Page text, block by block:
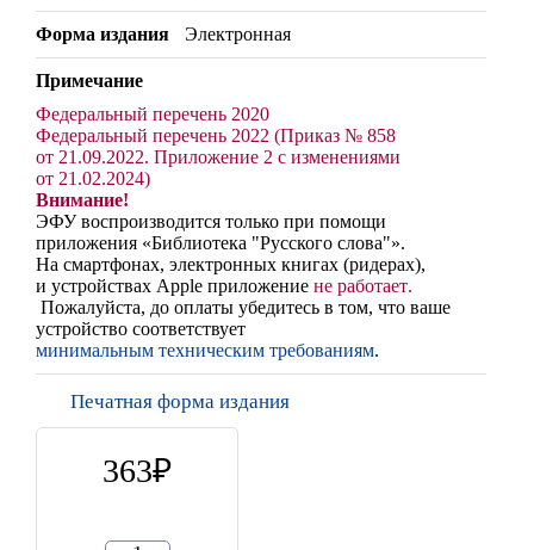
Форма издания Электронная
Примечание
Федеральный перечень 2020
Федеральный перечень 2022 (Приказ № 858
от 21.09.2022. Приложение 2 с изменениями
от 21.02.2024)
Внимание!
ЭФУ воспроизводится только при помощи
приложения «Библиотека "Русского слова"».
На смартфонах, электронных книгах (ридерах),
и устройствах Apple приложение не работает.
Пожалуйста, до оплаты убедитесь в том, что ваше
устройство соответствует
минимальным техническим требованиям.
Печатная форма издания
363